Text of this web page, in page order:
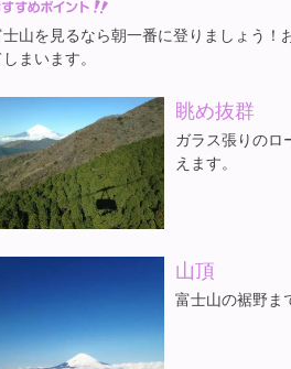
山を見るなら朝一番に登りましょう！
まいます。
眺め抜群
ガラス張りのロ
えます。
山頂
富士山の裾野ま